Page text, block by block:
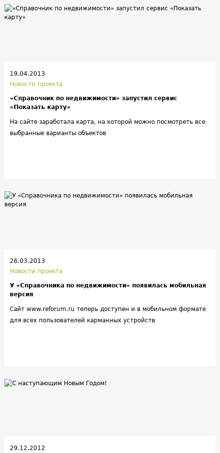
19.04.2013
Новости проекта
«Справочник по недвижимости» запустил сервис
«Показать карту»
На сайте заработала карта, на которой можно посмотреть все
выбранные варианты объектов
26.03.2013
Новости проекта
У «Справочника по недвижимости» появилась мобильная
версия
Сайт www.reforum.ru теперь доступен и в мобильном формате
для всех пользователей карманных устройств
29.12.2012